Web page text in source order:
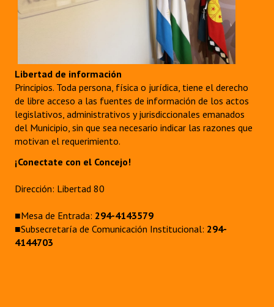
Libertad de información
Principios. Toda persona, física o jurídica, tiene el derecho
de libre acceso a las fuentes de información de los actos
legislativos, administrativos y jurisdiccionales emanados
del Municipio, sin que sea necesario indicar las razones que
motivan el requerimiento.
¡Conectate con el Concejo!
Dirección: Libertad 80
■Mesa de Entrada: 294-4143579
■Subsecretaría de Comunicación Institucional: 294-
4144703